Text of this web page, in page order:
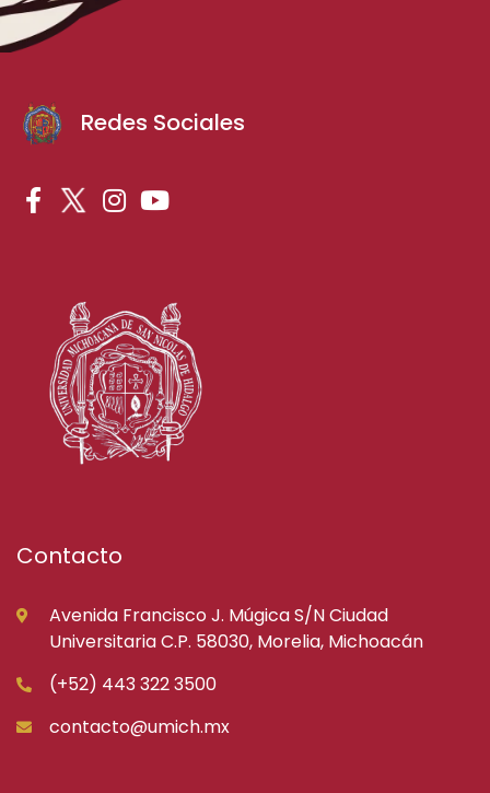
Redes Sociales
Contacto
Avenida Francisco J. Múgica S/N Ciudad
Universitaria C.P. 58030, Morelia, Michoacán
(+52) 443 322 3500
contacto@umich.mx